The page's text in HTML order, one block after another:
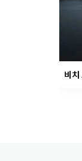
비치